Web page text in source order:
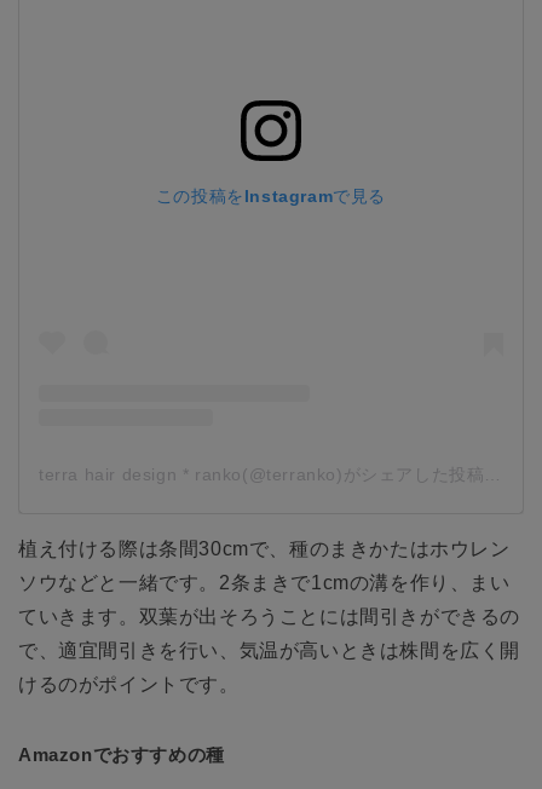
この投稿をInstagramで見る
植え付ける際は条間30cmで、種のまきかたはホウレン
ソウなどと一緒です。2条まきで1cmの溝を作り、まい
ていきます。双葉が出そろうことには間引きができるの
で、適宜間引きを行い、気温が高いときは株間を広く開
けるのがポイントです。
Amazonでおすすめの種